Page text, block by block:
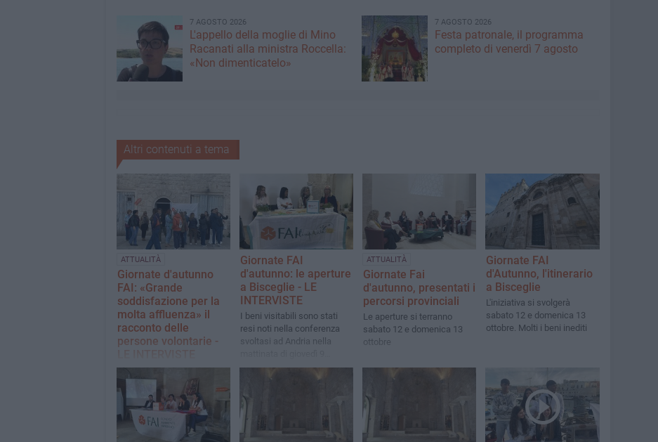
7 AGOSTO 2026
L'appello della moglie di Mino
Racanati alla ministra Roccella:
«Non dimenticatelo»
7 AGOSTO 2026
Festa patronale, il programma
completo di venerdì 7 agosto
Altri contenuti a tema
ATTUALITÀ
Giornate d'autunno
FAI: «Grande
soddisfazione per la
molta affluenza» il
racconto delle
persone volontarie -
Aperti al pubblico su
territorio biscegliese la
chiesetta di S.Margherita e
la cortina muraria
Giornate FAI
d'autunno: le aperture
a Bisceglie - LE
INTERVISTE
I beni visitabili sono stati
resi noti nella conferenza
svoltasi ad Andria nella
ottobre
ATTUALITÀ
Giornate Fai
d'autunno, presentati i
percorsi provinciali
Le aperture si terranno
sabato 12 e domenica 13
ottobre
Giornate FAI
d'Autunno, l'itinerario
a Bisceglie
L'iniziativa si svolgerà
sabato 12 e domenica 13
ottobre. Molti i beni inediti